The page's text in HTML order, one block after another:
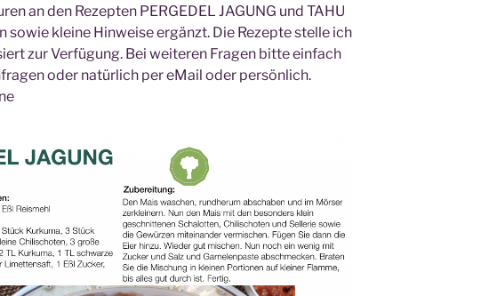
an den Rezepten PERGEDEL JAGUNG und TAHU
sowie kleine Hinweise ergänzt. Die Rezepte stelle ich
zur Verfügung. Bei weiteren Fragen bitte einfach
oder natürlich per eMail oder persönlich.